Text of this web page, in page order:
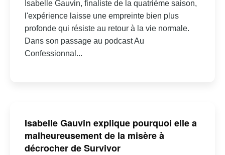
Isabelle Gauvin, finaliste de la quatrième saison,
l'expérience laisse une empreinte bien plus
profonde qui résiste au retour à la vie normale.
Dans son passage au podcast Au
Confessionnal...
Isabelle Gauvin explique pourquoi elle a
malheureusement de la misère à
décrocher de Survivor